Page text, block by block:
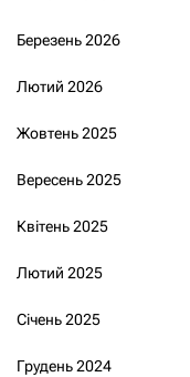
Березень 2026
Лютий 2026
Жовтень 2025
Вересень 2025
Квітень 2025
Лютий 2025
Січень 2025
Грудень 2024